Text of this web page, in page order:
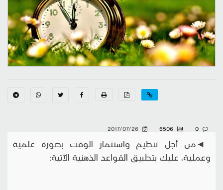
◄من أجل تنظيم واستثمار الوقت بصورة علمية
وعملية، عليك بتطبيق القواعد الذهنية الآتية: